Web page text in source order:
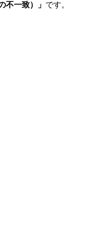
不一致）」 です。